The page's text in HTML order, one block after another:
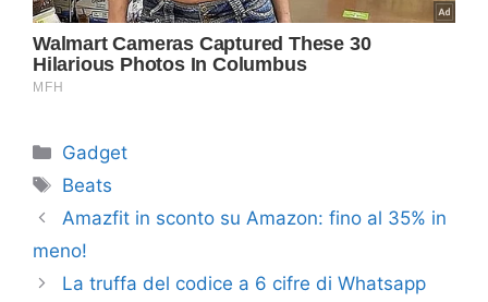
Categorie
Gadget
Tag
Beats
Amazfit in sconto su Amazon: fino al 35% in
meno!
La truffa del codice a 6 cifre di Whatsapp